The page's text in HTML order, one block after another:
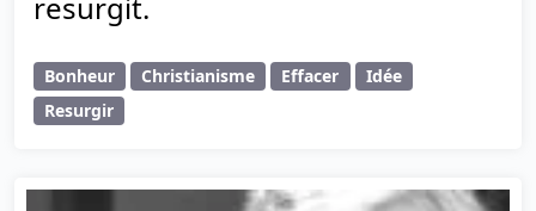
Bonheur Christianisme Effacer
Idée
Resurgir